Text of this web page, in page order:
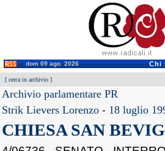
dom 09 ago. 2026 Chi
[ cerca in archivio ]
Archivio parlamentare PR
Strik Lievers Lorenzo - 18 luglio
CHIESA SAN